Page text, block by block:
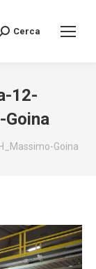
Cerca
12-
Goina